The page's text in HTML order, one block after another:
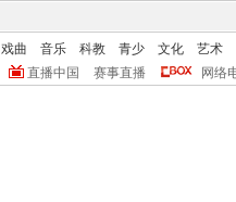
戏曲 音乐 科教 青少 文化
艺术
直播中国 赛事直播 网络